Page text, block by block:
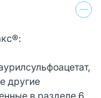
другие
в разделе 6